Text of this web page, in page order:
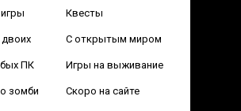
Квесты
С открытым миром
ПК Игры на выживание
зомби Скоро на сайте